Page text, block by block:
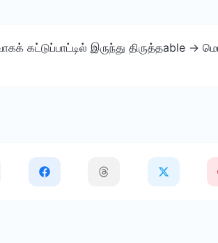
கட்டுப்பாட்டில் இருந்து திருத்தable -